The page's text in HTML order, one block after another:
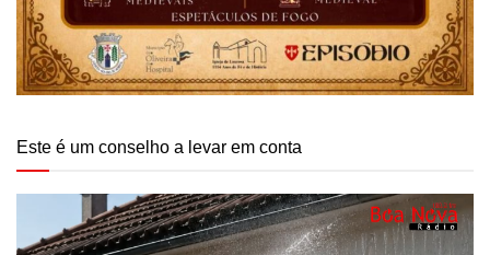
Este é um conselho a levar em conta